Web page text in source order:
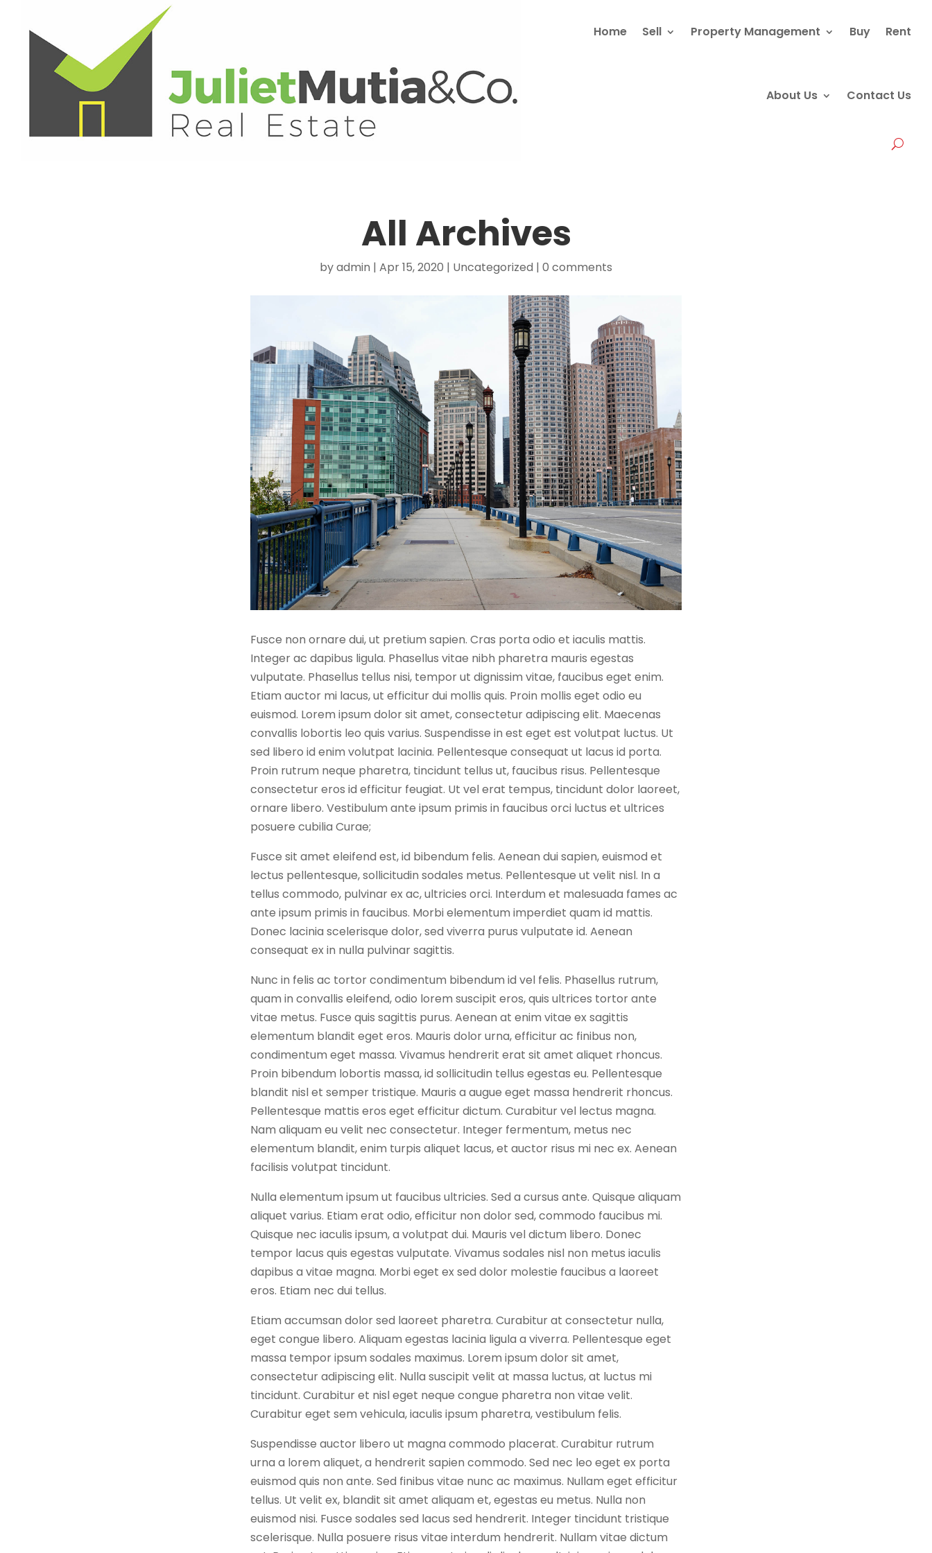
Home Sell Property Management Buy Rent
About Us Contact Us
All Archives
byadmin Apr 15, 2020 Uncategorized 0 comments
Fusce non ornare dui, ut pretium sapien. Cras porta odio et iaculis mattis.
Integer ac dapibus ligula. Phasellus vitae nibh pharetra mauris egestas
vulputate. Phasellus tellus nisi, tempor ut dignissim vitae, faucibus eget enim.
Etiam auctor mi lacus, ut efficitur dui mollis quis. Proin mollis eget odio eu
euismod. Lorem ipsum dolor sit amet, consectetur adipiscing elit. Maecenas
convallis lobortis leo quis varius. Suspendisse in est eget est volutpat luctus. Ut
sed libero id enim volutpat lacinia. Pellentesque consequat ut lacus id porta.
Proin rutrum neque pharetra, tincidunt tellus ut, faucibus risus. Pellentesque
consectetur eros id efficitur feugiat. Ut vel erat tempus, tincidunt dolor laoreet,
ornare libero. Vestibulum ante ipsum primis in faucibus orci luctus et ultrices
posuere cubilia Curae;
Fusce sit amet eleifend est, id bibendum felis. Aenean dui sapien, euismod et
lectus pellentesque, sollicitudin sodales metus. Pellentesque ut velit nisl. In a
tellus commodo, pulvinar ex ac, ultricies orci. Interdum et malesuada fames ac
ante ipsum primis in faucibus. Morbi elementum imperdiet quam id mattis.
Donec lacinia scelerisque dolor, sed viverra purus vulputate id. Aenean
consequat ex in nulla pulvinar sagittis.
Nunc in felis ac tortor condimentum bibendum id vel felis. Phasellus rutrum,
quam in convallis eleifend, odio lorem suscipit eros, quis ultrices tortor ante
vitae metus. Fusce quis sagittis purus. Aenean at enim vitae ex sagittis
elementum blandit eget eros. Mauris dolor urna, efficitur ac finibus non,
condimentum eget massa. Vivamus hendrerit erat sit amet aliquet rhoncus.
Proin bibendum lobortis massa, id sollicitudin tellus egestas eu. Pellentesque
blandit nisl et semper tristique. Mauris a augue eget massa hendrerit rhoncus.
Pellentesque mattis eros eget efficitur dictum. Curabitur vel lectus magna.
Nam aliquam eu velit nec consectetur. Integer fermentum, metus nec
elementum blandit, enim turpis aliquet lacus, et auctor risus mi nec ex. Aenean
facilisis volutpat tincidunt.
Nulla elementum ipsum ut faucibus ultricies. Sed a cursus ante. Quisque aliquam
aliquet varius. Etiam erat odio, efficitur non dolor sed, commodo faucibus mi.
Quisque nec iaculis ipsum, a volutpat dui. Mauris vel dictum libero. Donec
tempor lacus quis egestas vulputate. Vivamus sodales nisl non metus iaculis
dapibus a vitae magna. Morbi eget ex sed dolor molestie faucibus a laoreet
eros. Etiam nec dui tellus.
Etiam accumsan dolor sed laoreet pharetra. Curabitur at consectetur nulla,
eget congue libero. Aliquam egestas lacinia ligula a viverra. Pellentesque eget
massa tempor ipsum sodales maximus. Lorem ipsum dolor sit amet,
consectetur adipiscing elit. Nulla suscipit velit at massa luctus, at luctus mi
tincidunt. Curabitur et nisl eget neque congue pharetra non vitae velit.
Curabitur eget sem vehicula, iaculis ipsum pharetra, vestibulum felis.
Suspendisse auctor libero ut magna commodo placerat. Curabitur rutrum
urna a lorem aliquet, a hendrerit sapien commodo. Sed nec leo eget ex porta
euismod quis non ante. Sed finibus vitae nunc ac maximus. Nullam eget efficitur
tellus. Ut velit ex, blandit sit amet aliquam et, egestas eu metus. Nulla non
euismod nisi. Fusce sodales sed lacus sed hendrerit. Integer tincidunt tristique
scelerisque. Nulla posuere risus vitae interdum hendrerit. Nullam vitae dictum